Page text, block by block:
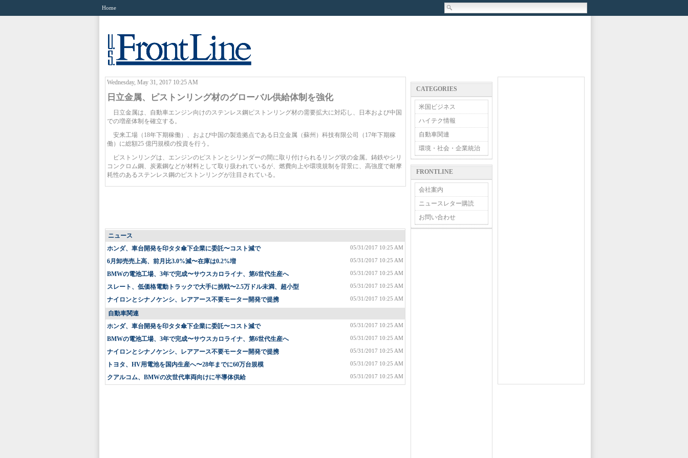
Home
Wednesday, May 31, 2017 10:25 AM
日立金属、ピストンリング材のグローバル供給体制を強化
日立金属は、自動車エンジン向けのステンレス鋼ピストンリング材の需要拡大に対応し、日本および中国
での増産体制を確立する。
安来工場（18年下期稼働）、および中国の製造拠点である日立金属（蘇州）科技有限公司（17年下期稼
働）に総額25 億円規模の投資を行う。
ピストンリングは、エンジンのピストンとシリンダーの間に取り付けられるリング状の金属。鋳鉄やシリ
コンクロム鋼、炭素鋼などが材料として取り扱われているが、燃費向上や環境規制を背景に、高強度で耐摩
耗性のあるステンレス鋼のピストンリングが注目されている。
ニュース
05/31/2017 10:25 AM
ホンダ、車台開発を印タタ傘下企業に委託〜コスト減で
05/31/2017 10:25 AM
6月卸売売上高、前月比3.0%減〜在庫は0.2%増
05/31/2017 10:25 AM
BMWの電池工場、3年で完成〜サウスカロライナ、第6世代生産へ
05/31/2017 10:25 AM
スレート、低価格電動トラックで大手に挑戦〜2.5万ドル未満、超小型
05/31/2017 10:25 AM
ナイロンとシナノケンシ、レアアース不要モーター開発で提携
自動車関連
05/31/2017 10:25 AM
ホンダ、車台開発を印タタ傘下企業に委託〜コスト減で
05/31/2017 10:25 AM
BMWの電池工場、3年で完成〜サウスカロライナ、第6世代生産へ
05/31/2017 10:25 AM
ナイロンとシナノケンシ、レアアース不要モーター開発で提携
05/31/2017 10:25 AM
トヨタ、HV用電池を国内生産へ〜28年までに60万台規模
05/31/2017 10:25 AM
クアルコム、BMWの次世代車両向けに半導体供給
CATEGORIES
米国ビジネス
ハイテク情報
自動車関連
環境・社会・企業統治
FRONTLINE
会社案内
ニュースレター購読
お問い合わせ